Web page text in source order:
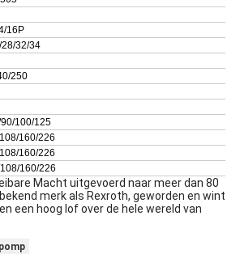
16P
28/32/34
250
100/125
160/226
160/226
160/226
Macht uitgevoerd naar meer dan 80
merk als Rexroth, geworden en wint
een hoog lof over de hele wereld van